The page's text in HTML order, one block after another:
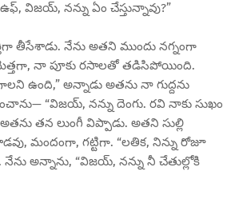
విజయ్, నన్ను ఏం చేస్తున్నావు?”
తీసేశాడు. నేను అతని ముందు నగ్నంగా
మెత్తగా, నా పూకు రసాలతో తడిసిపోయింది.
ఉంది,” అన్నాడు అతను నా గుద్దను
“విజయ్, నన్ను దెంగు. రవి నాకు సుఖం
తన లుంగీ విప్పాడు. అతని సుల్లి
మందంగా, గట్టిగా. “లతిక, నిన్ను రోజూ
నేను అన్నాను, “విజయ్, నన్ను నీ చేతుల్లోకి